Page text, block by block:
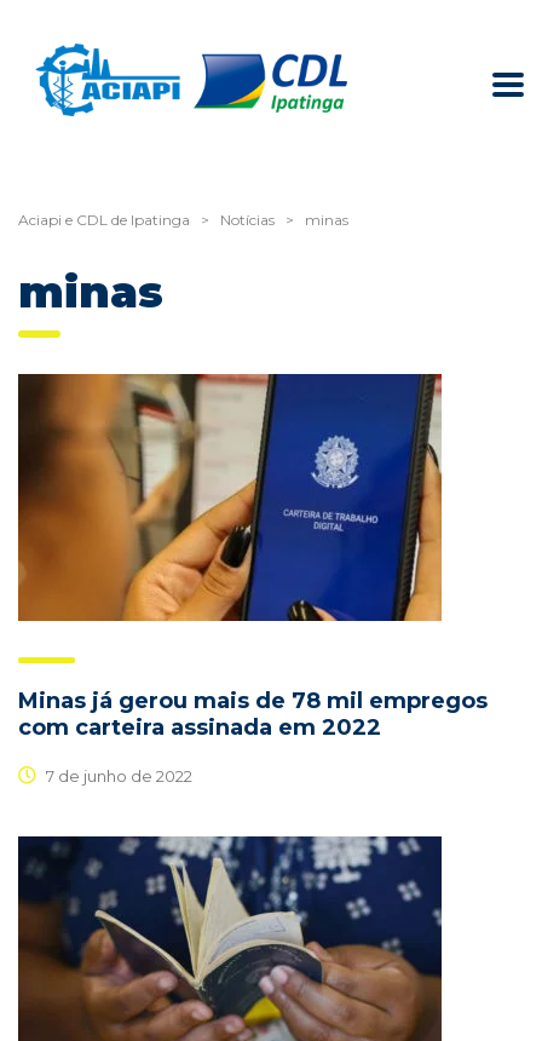
Aciapi e CDL de Ipatinga > Notícias > minas
minas
Minas já gerou mais de 78 mil empregos
com carteira assinada em 2022
7 de junho de 2022